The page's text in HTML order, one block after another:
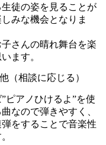
徒の姿を見ることが
みな機会となりま
さんの晴れ舞台を楽
ます。
（相談に応じる）
ピアノひけるよ”を使
なので弾きやすく、
をすることで音楽性